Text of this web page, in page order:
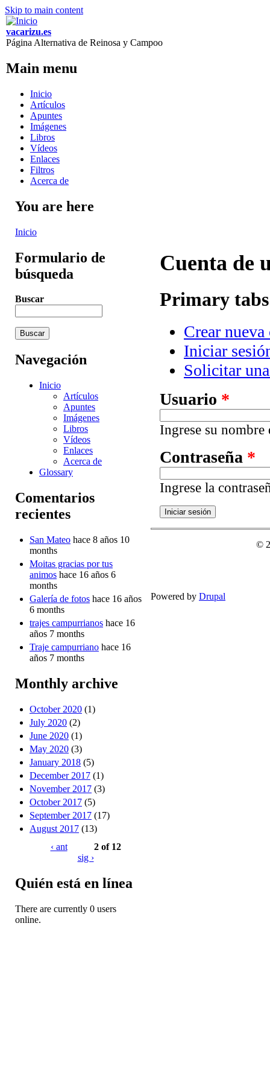
Skip to main content
vacarizu.es
Página Alternativa de Reinosa y Campoo
Main menu
Inicio
Artículos
Apuntes
Imágenes
Libros
Vídeos
Enlaces
Filtros
Acerca de
You are here
Inicio
Formulario de
búsqueda
Buscar
Navegación
Inicio
Artículos
Apuntes
Imágenes
Libros
Vídeos
Enlaces
Acerca de
Glossary
Comentarios
recientes
San Mateo hace 8 años 10
months
Moitas gracias por tus
animos hace 16 años 6
months
Galería de fotos hace 16 años
6 months
trajes campurrianos hace 16
años 7 months
Traje campurriano hace 16
años 7 months
Monthly archive
October 2020 (1)
July 2020 (2)
June 2020 (1)
May 2020 (3)
January 2018 (5)
December 2017 (1)
November 2017 (3)
October 2017 (5)
September 2017 (17)
August 2017 (13)
‹ ant
2 of 12
sig ›
Quién está en línea
There are currently 0 users
online.
Cuenta de
Primary tabs
Crear nueva
Iniciar
Solicitar
Usuario *
Ingrese su nombre
Contraseña *
Ingrese la
©
Powered by Drupal